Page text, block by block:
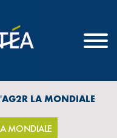
AG2R LA MONDIALE
MONDIALE